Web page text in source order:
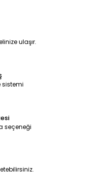
ulaşır.
sistemi
seçeneği